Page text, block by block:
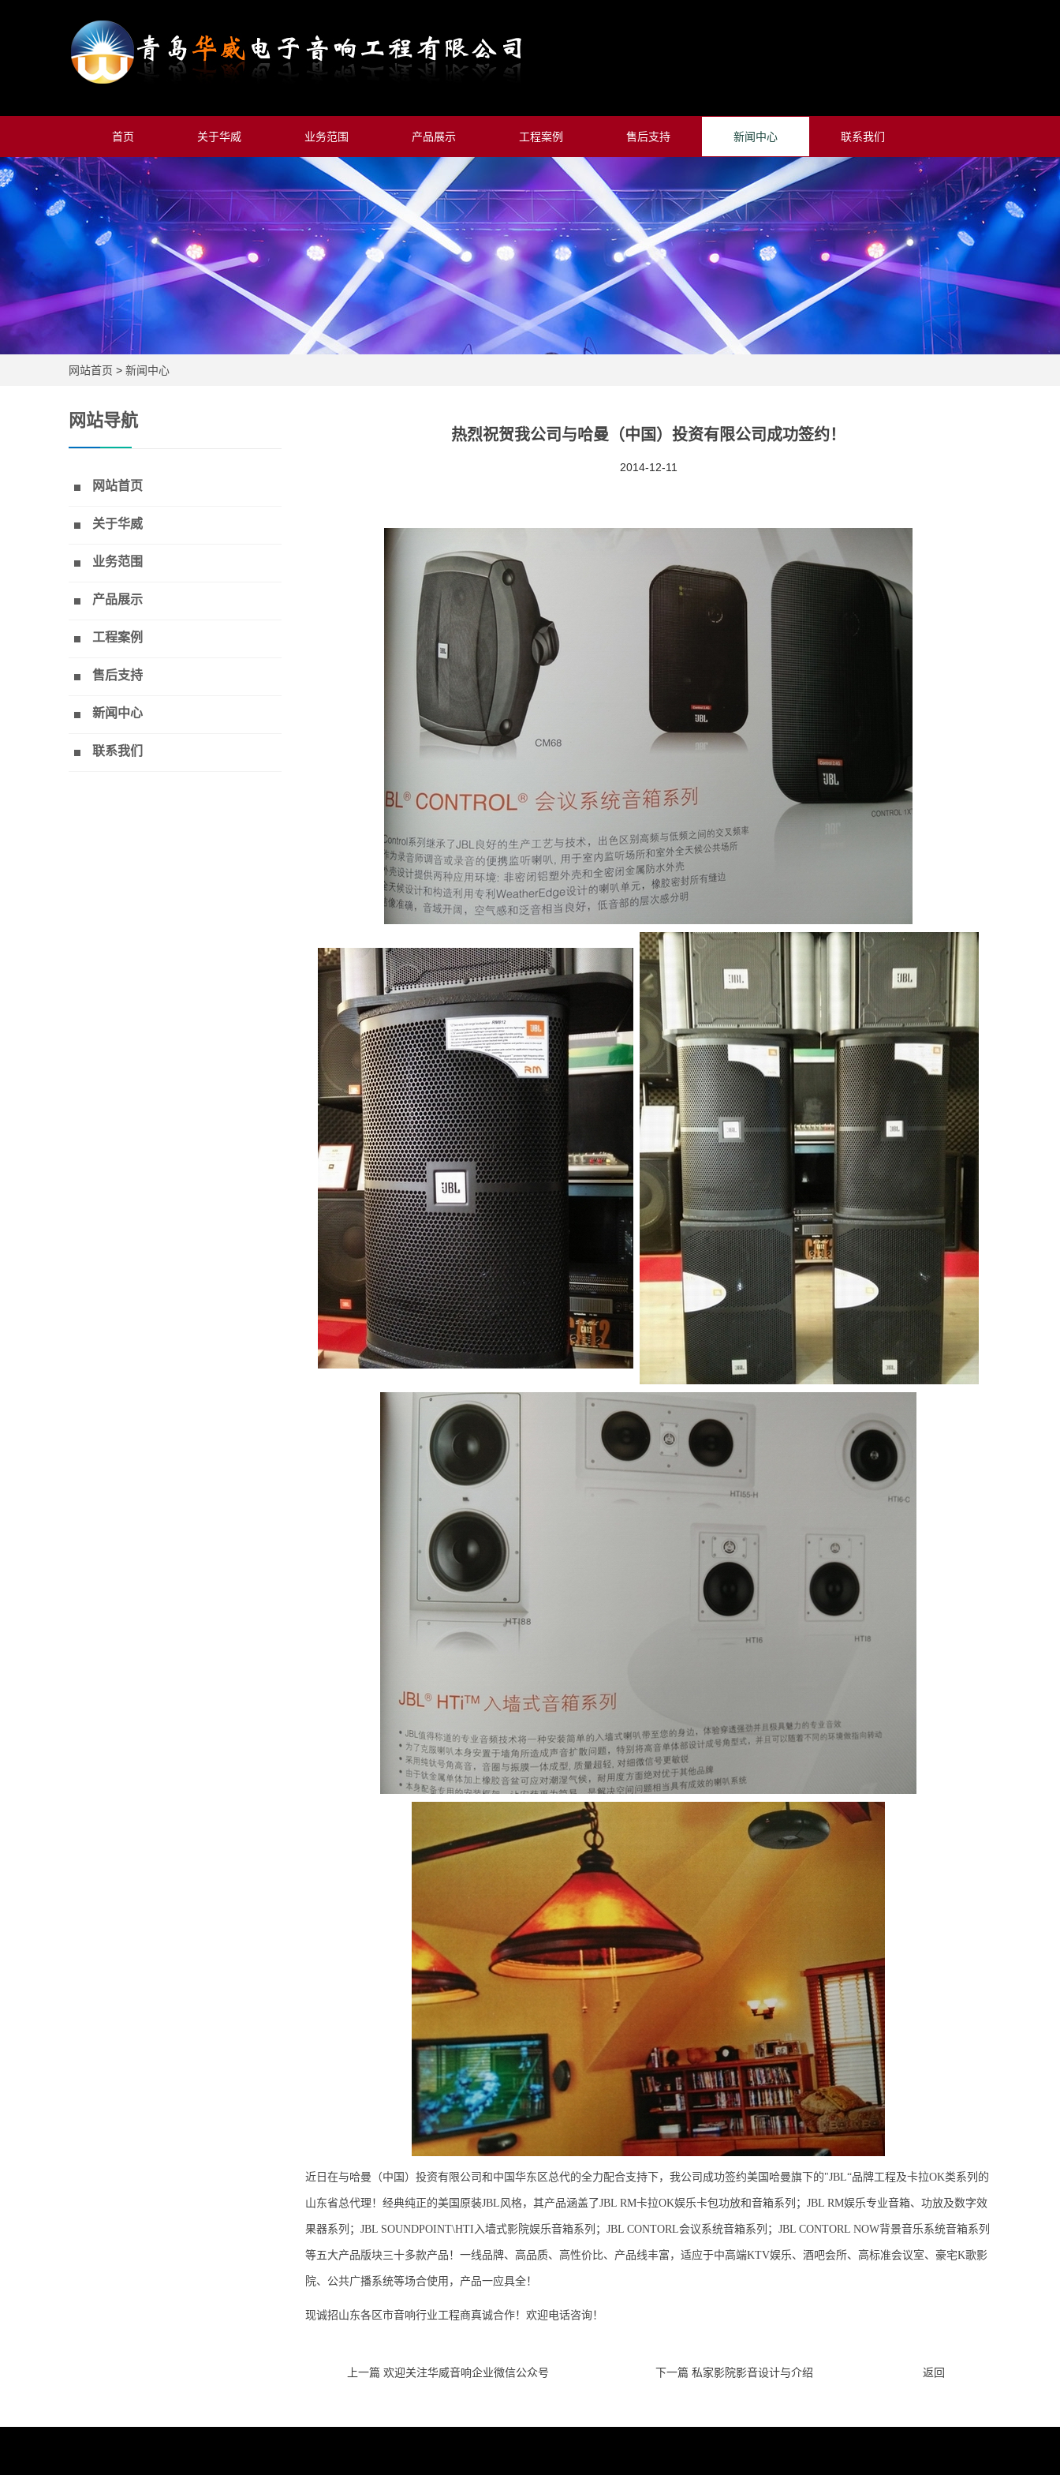
首页 关于华威 业务范围 产品展示 工程案例 售后支持 新闻中心 联系我们
网站首页 > 新闻中心
热烈祝贺我公司与哈曼（中国）投资有限公司成功签约！
2014-12-11
近日在与哈曼（中国）投资有限公司和中国华东区总代的全力配合支持下，我公司成功签约美国哈曼旗下的"JBL“品牌工程及卡拉OK类系列的
山东省总代理！经典纯正的美国原装JBL风格，其产品涵盖了JBL RM卡拉OK娱乐卡包功放和音箱系列；JBL RM娱乐专业音箱、功放及数字效
果器系列；JBL SOUNDPOINT\HTI入墙式影院娱乐音箱系列；JBL CONTORL会议系统音箱系列；JBL CONTORL NOW背景音乐系统音箱系列
等五大产品版块三十多款产品！一线品牌、高品质、高性价比、产品线丰富，适应于中高端KTV娱乐、酒吧会所、高标准会议室、豪宅K歌影
院、公共广播系统等场合使用，产品一应具全！
现诚招山东各区市音响行业工程商真诚合作！欢迎电话咨询！
上一篇 欢迎关注华威音响企业微信公众号 下一篇 私家影院影音设计与介绍 返回
网站导航
网站首页
关于华威
业务范围
产品展示
工程案例
售后支持
新闻中心
联系我们